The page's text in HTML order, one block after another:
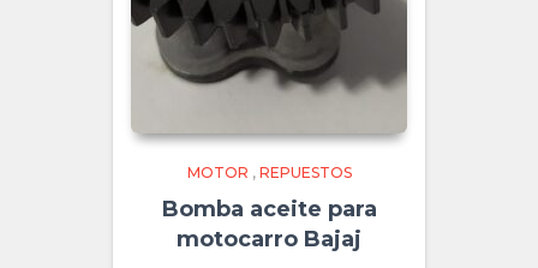
MOTOR , REPUESTOS
Bomba aceite para
motocarro Bajaj